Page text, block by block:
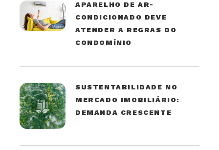
APARELHO DE AR-
CONDICIONADO DEVE
ATENDER A REGRAS DO
CONDOMÍNIO
SUSTENTABILIDADE NO
MERCADO IMOBILIÁRIO:
DEMANDA CRESCENTE